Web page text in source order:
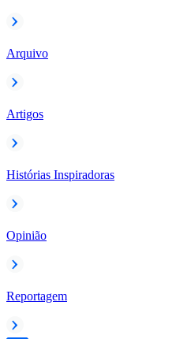
Arquivo
Artigos
Histórias Inspiradoras
Opinião
Reportagem